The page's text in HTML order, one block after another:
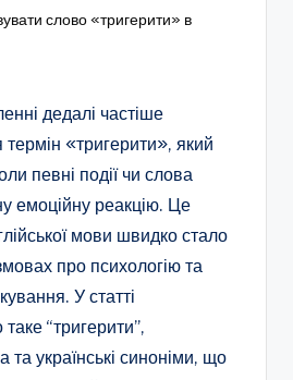
слово «тригерити» в
дедалі частіше
термін «тригерити», який
певні події чи слова
емоційну реакцію. Це
мови швидко стало
про психологію та
У статті
“тригерити”,
українські синоніми, що